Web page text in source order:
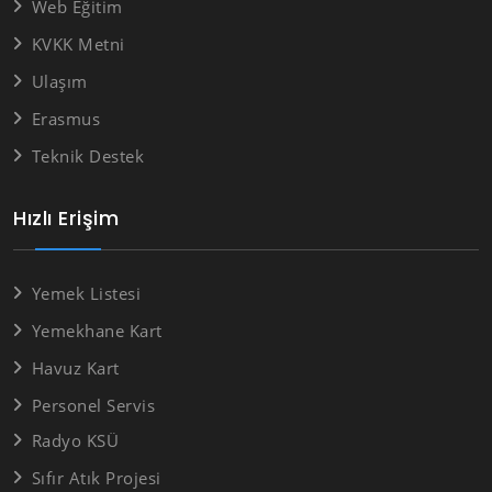
Hızlı Erişim
Yemek Listesi
Yemekhane Kart
Havuz Kart
Personel Servis
Radyo KSÜ
Sıfır Atık Projesi
Web Eğitim
KVKK Metni
Ulaşım
Erasmus
Teknik Destek